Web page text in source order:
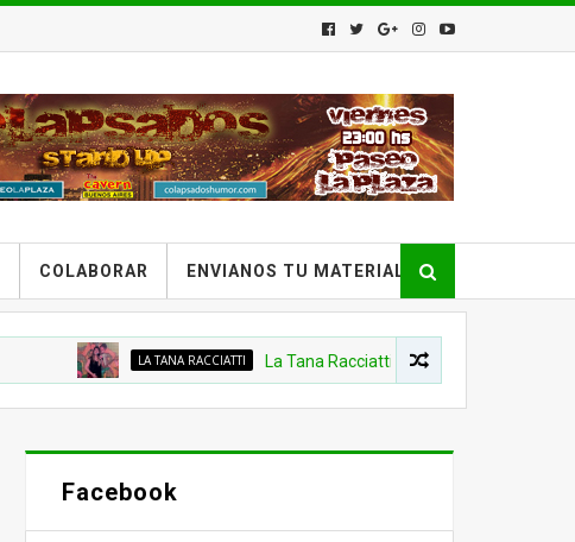
COLABORAR ENVIANOS TU MATERIAL
LA TANA RACCIATTI La Tana Racciatti - Stand Up en Provincia
Facebook